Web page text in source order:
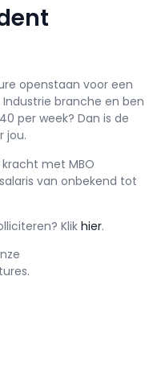
openstaan voor een
branche en ben
40 per week? Dan is de
jou.
kracht met MBO
van onbekend tot
Klikhier.